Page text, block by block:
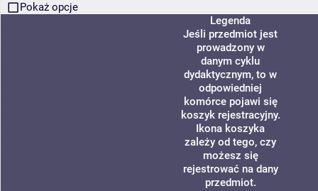
Pokaż opcje
Legenda
Jeśli przedmiot jest
prowadzony w
danym cyklu
dydaktycznym, to w
odpowiedniej
komórce pojawi się
koszyk rejestracyjny.
Ikona koszyka
zależy od tego, czy
możesz się
rejestrować na dany
przedmiot.